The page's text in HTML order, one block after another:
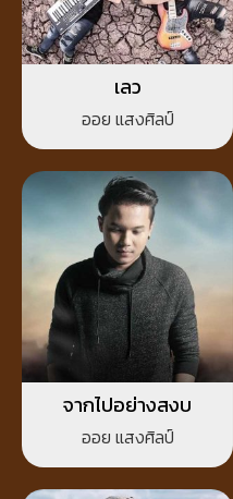
เลว
ออย แสงศิลป์
จากไปอย่างสงบ
ออย แสงศิลป์